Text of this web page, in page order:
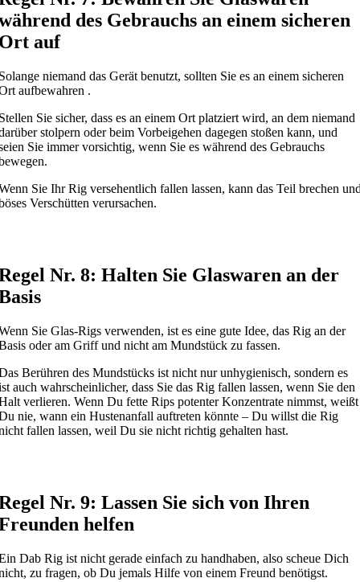
des Gebrauchs an einem sicheren
auf
niemand das Gerät benutzt, sollten Sie es an einem sicheren
aufbewahren .
Sie sicher, dass es an einem Ort platziert wird, an dem niemand
stolpern oder beim Vorbeigehen dagegen stoßen kann, und
Sie immer vorsichtig, wenn Sie es während des Gebrauchs
Sie Ihr Rig versehentlich fallen lassen, kann das Teil brechen
Verschütten verursachen.
Nr. 8: Halten Sie Glaswaren an der
Sie Glas-Rigs verwenden, ist es eine gute Idee, das Rig an der
oder am Griff und nicht am Mundstück zu fassen.
Berühren des Mundstücks ist nicht nur unhygienisch, sondern es
auch wahrscheinlicher, dass Sie das Rig fallen lassen, wenn Sie den
verlieren. Wenn Du fette Rips potenter Konzentrate nimmst, weißt
nie, wann ein Hustenanfall auftreten könnte – Du willst die Rig
fallen lassen, weil Du sie nicht richtig gehalten hast.
Nr. 9: Lassen Sie sich von Ihren
helfen
Dab Rig ist nicht gerade einfach zu handhaben, also scheue Dich
zu fragen, ob Du jemals Hilfe von einem Freund benötigst.